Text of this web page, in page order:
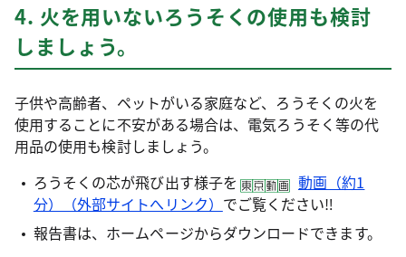
4. 火を用いないろうそくの使用も検討
しましょう。
子供や高齢者、ペットがいる家庭など、ろうそくの火を
使用することに不安がある場合は、電気ろうそく等の代
用品の使用も検討しましょう。
ろうそくの芯が飛び出す様子を
動画（約1
分）（外部サイトへリンク） でご覧ください‼
報告書は、ホームページからダウンロードできます。